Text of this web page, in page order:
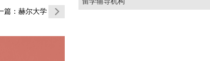
篇 ：赫尔大学